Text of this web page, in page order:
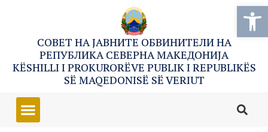
СОВЕТ НА ЈАВНИТЕ ОБВИНИТЕЛИ НА
РЕПУБЛИКА СЕВЕРНА МАКЕДОНИЈА
KËSHILLI I PROKURORËVE PUBLIK I REPUBLIKËS
SË MAQEDONISË SË VERIUT